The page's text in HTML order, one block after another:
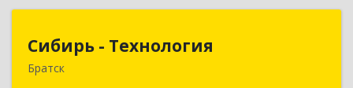
Сибирь - Технология
Братск